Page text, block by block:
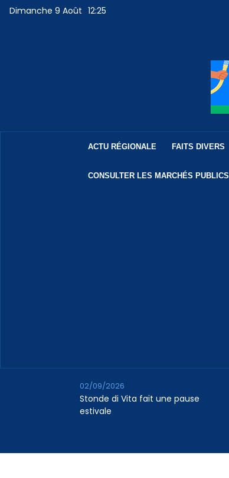
Dimanche 9 Août 12:25
ACTU RÉGIONALE FAITS DIVERS
CONSULTER LES MARCHÉS PUBLICS
Stonde di Vita fait une pause
estivale
02/09/2026